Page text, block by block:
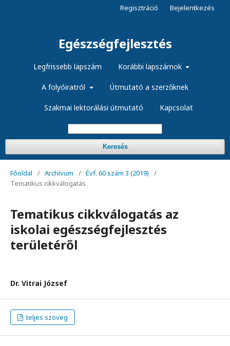
Egészségfejlesztés
Legfrissebb lapszám Korábbi lapszámok
A folyóiratról Útmutató a szerzőknek
Szakmai lektorálási útmutató Kapcsolat
Keresés
Regisztráció Bejelentkezés
Főoldal / Archívum / Évf. 60 szám 3 (2019)
/
Tematikus cikkválogatás
Tematikus cikkválogatás az
iskolai egészségfejlesztés
területéről
Dr. Vitrai József
teljes szöveg